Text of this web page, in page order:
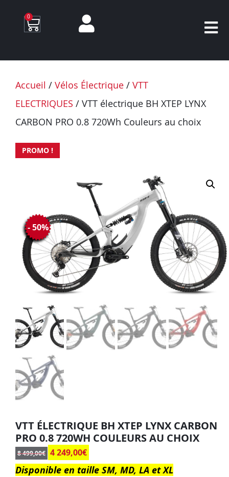
0
Accueil / Vélos Électrique / VTT
ELECTRIQUES / VTT électrique BH XTEP LYNX
CARBON PRO 0.8 720Wh Couleurs au choix
PROMO !
VTT ÉLECTRIQUE BH XTEP LYNX CARBON
PRO 0.8 720WH COULEURS AU CHOIX
8 499,00€ 4 249,00€
- 50%
Disponible en taille SM, MD, LA et XL